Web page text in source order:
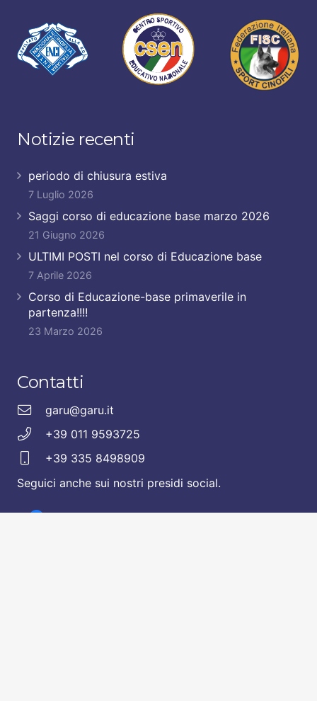
Notizie recenti
periodo di chiusura estiva
7 Luglio 2026
Saggi corso di educazione base marzo 2026
21 Giugno 2026
ULTIMI POSTI nel corso di Educazione base
7 Aprile 2026
Corso di Educazione-base primaverile in
partenza!!!!
23 Marzo 2026
Contatti
garu@garu.it
+39 011 9593725
+39 335 8498909
Seguici anche sui nostri presidi social.